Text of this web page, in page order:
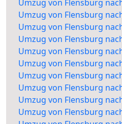
Umzug von Flensburg
Umzug von Flensburg
Umzug von Flensburg
Umzug von Flensburg
Umzug von Flensburg
Umzug von Flensburg
Umzug von Flensburg
Umzug von Flensburg
Umzug von Flensburg
Umzug von Flensburg